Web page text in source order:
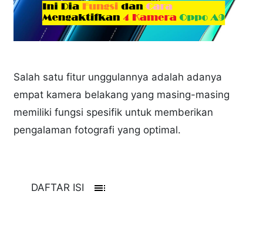
Salah satu fitur unggulannya adalah adanya
empat kamera belakang yang masing-masing
memiliki fungsi spesifik untuk memberikan
pengalaman fotografi yang optimal.
DAFTAR ISI toc